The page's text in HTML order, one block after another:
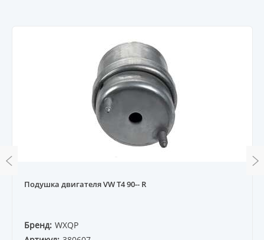
Подушка двигателя VW T4 90-- R
Бренд: WXQP